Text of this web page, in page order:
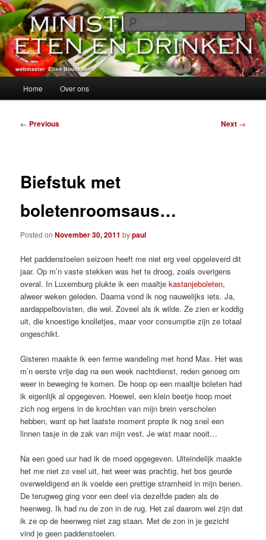
Skip
to
primary
contentMinisterie van Eten en Drinken
alles over eten, drinken en andere genoegens…
Home Over ons
Post
← Previous Next →
Biefstuk met
boletenroomsaus…
Posted onNovember 30, 2011 bypaul
Het paddenstoelen seizoen heeft me niet erg veel opgeleverd dit
jaar. Op m’n vaste stekken was het te droog, zoals overigens
overal. In Luxemburg plukte ik een maaltje kastanjeboleten,
alweer weken geleden. Daarna vond ik nog nauwelijks iets. Ja,
aardappelbovisten, die wel. Zoveel als ik wilde. Ze zien er koddig
uit, die knoestige knolletjes, maar voor consumptie zijn ze totaal
ongeschikt.
Gisteren maakte ik een ferme wandeling met hond Max. Het was
m’n eerste vrije dag na een week nachtdienst, reden genoeg om
weer in beweging te komen. De hoop op een maaltje boleten had
ik eigenlijk al opgegeven. Hoewel, een klein beetje hoop moet
zich nog ergens in de krochten van mijn brein verscholen
hebben, want op het laatste moment propte ik nog snel een
linnen tasje in de zak van mijn vest. Je wist maar nooit…
Na een goed uur had ik de moed opgegeven. Uiteindelijk maakte
het me niet zo veel uit, het weer was prachtig, het bos geurde
overweldigend en ik voelde een prettige stramheid in mijn benen.
De terugweg ging voor een deel via dezelfde paden als de
heenweg. Ik had nu de zon in de rug. Het zal daarom wel zijn dat
ik ze op de heenweg niet zag staan. Met de zon in je gezicht
vind je geen paddenstoelen.